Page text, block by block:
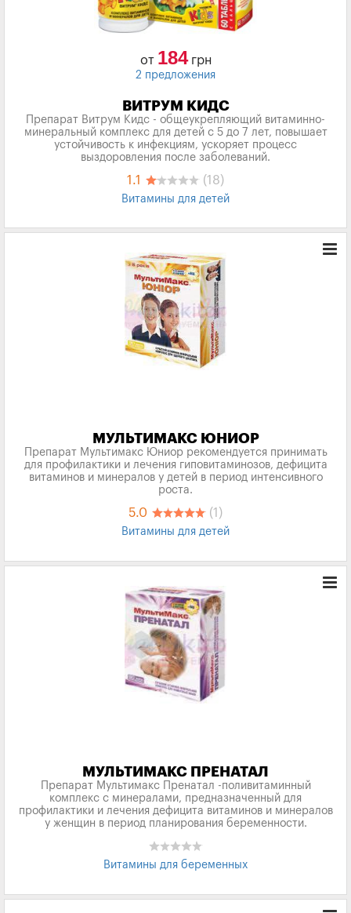
от 184грн
2 предложения
ВИТРУМ КИДС
Препарат Витрум Кидс - общеукрепляющий витаминно-
минеральный комплекс для детей с 5 до 7 лет, повышает
устойчивость к инфекциям, ускоряет процесс
выздоровления после заболеваний.
1.1 (18)
Витамины для детей
МУЛЬТИМАКС ЮНИОР
Препарат Мультимакс Юниор рекомендуется принимать
для профилактики и лечения гиповитаминозов, дефицита
витаминов и минералов у детей в период интенсивного
роста.
5.0 (1)
Витамины для детей
МУЛЬТИМАКС ПРЕНАТАЛ
Препарат Мультимакс Пренатал -поливитаминный
комплекс с минералами, предназначенный для
профилактики и лечения дефицита витаминов и минералов
у женщин в период планирования беременности.
Витамины для беременных